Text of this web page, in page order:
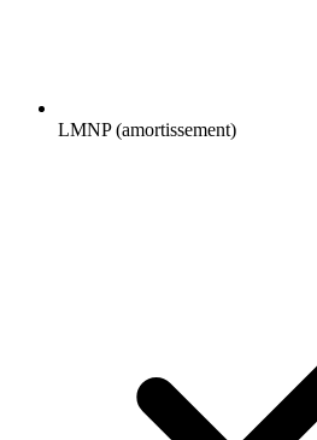
LMNP (amortissement)